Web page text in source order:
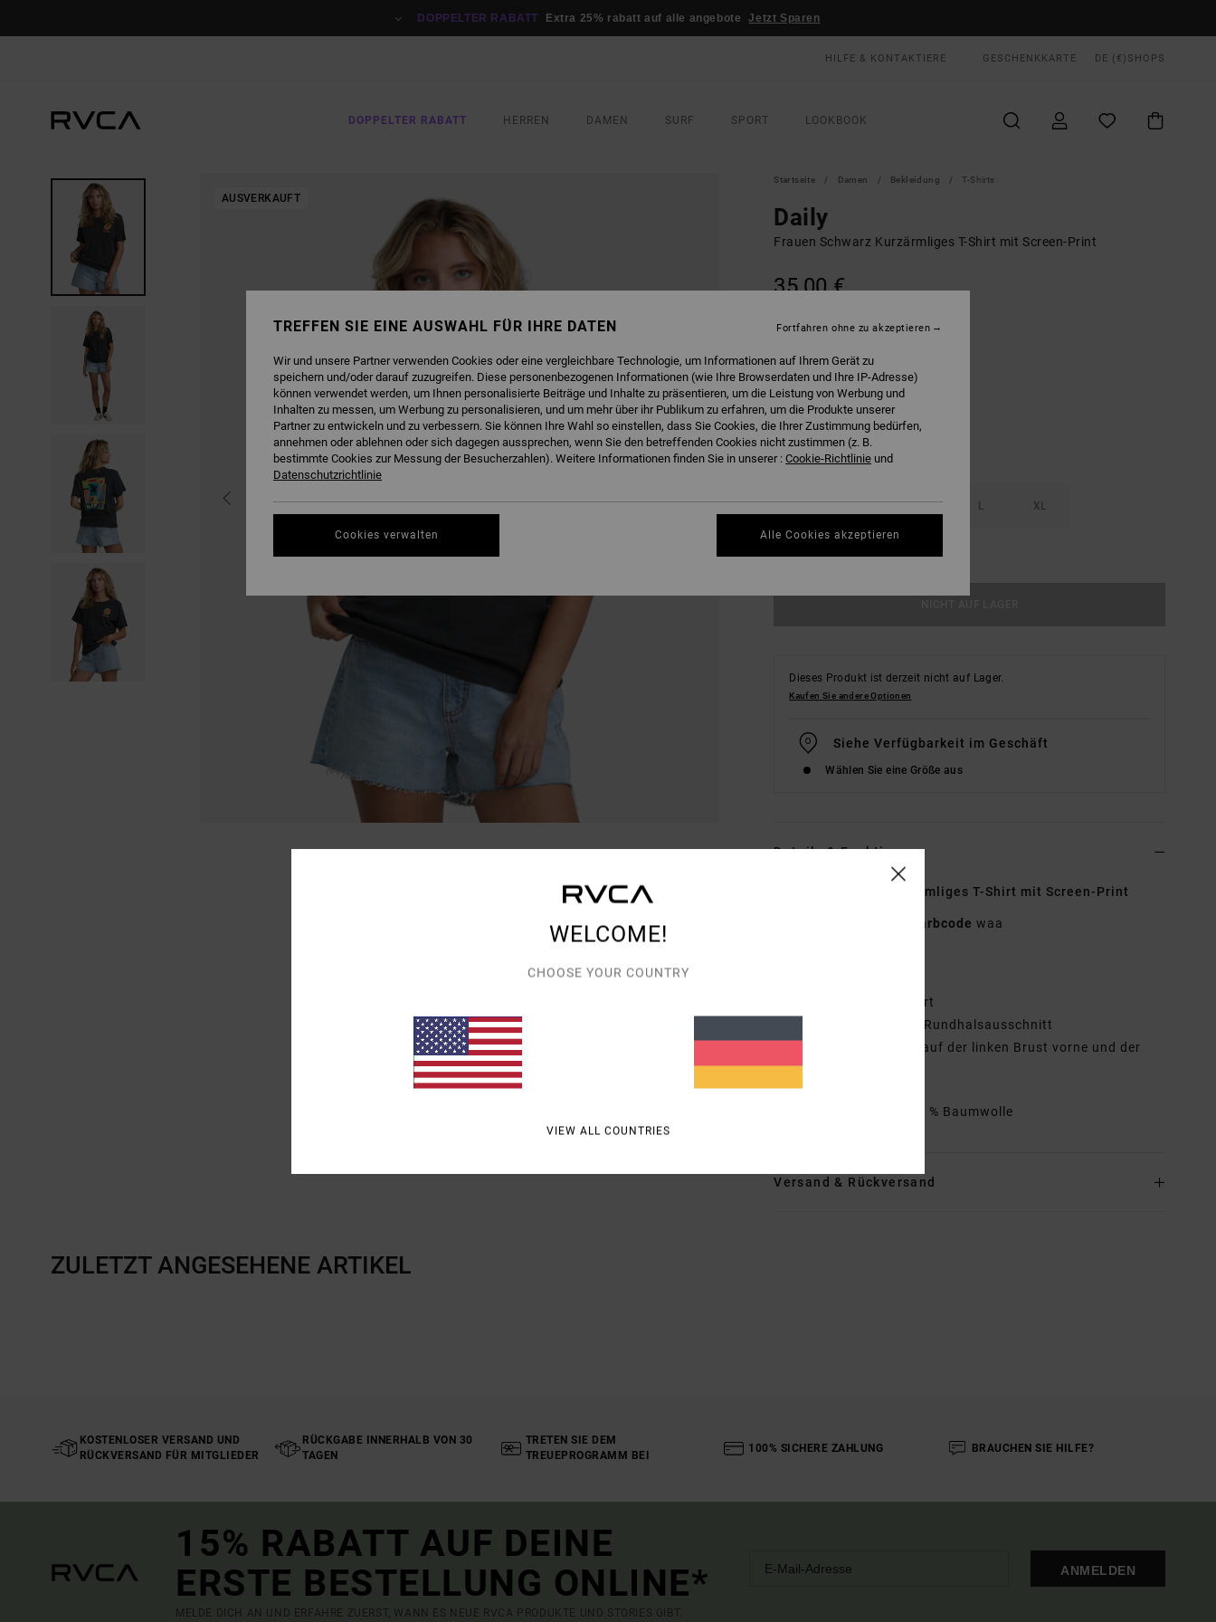
DOPPELTER RABATT Extra 25% rabatt auf alle angebote Jetzt Sparen
HILFE & KONTAKTIERE GESCHENKKARTE DE (€) SHOPS
DOPPELTER RABATT HERREN DAMEN SURF SPORT LOOKBOOK
AUSVERKAUFT
Startseite Damen Bekleidung T-Shirts
Daily
Frauen Schwarz Kurzärmliges T-Shirt mit Screen-Print
35,00 €
FARBEWashed Black
XS S M L XL
Dieses Produkt ist derzeit nicht auf Lager.
Kaufen Sie andere Optionen
Siehe Verfügbarkeit im Geschäft
Wählen Sie eine Größe aus
Details & Funktionen
Frauen Schwarz Kurzärmliges T-Shirt mit Screen-Print
Farbcode waa
Lockeres T-Shirt
Lockere Passform, Rundhalsausschnitt
Siebdruck auf der linken Brust vorne und der
Rückseite in der Mitte
100 % Baumwolle
Versand & Rückversand
ZULETZT ANGESEHENE ARTIKEL
KOSTENLOSER VERSAND UND
RÜCKVERSAND FÜR MITGLIEDER
RÜCKGABE INNERHALB VON 30
TAGEN
TRETEN SIE DEM
TREUEPROGRAMM BEI
100% SICHERE ZAHLUNG BRAUCHEN SIE HILFE?
15% RABATT AUF DEINE
ERSTE BESTELLUNG ONLINE*
MELDE DICH AN UND ERFAHRE ZUERST, WANN ES NEUE RVCA PRODUKTE UND STORIES GIBT.
ANMELDEN
WELCOME!
CHOOSE YOUR COUNTRY
VIEW ALL COUNTRIES
TREFFEN SIE EINE AUSWAHL FÜR IHRE DATEN
Wir und unsere Partner verwenden Cookies oder eine vergleichbare Technologie, um Informationen auf Ihrem Gerät zu
speichern und/oder darauf zuzugreifen. Diese personenbezogenen Informationen (wie Ihre Browserdaten und Ihre IP-Adresse)
können verwendet werden, um Ihnen personalisierte Beiträge und Inhalte zu präsentieren, um die Leistung von Werbung und
Inhalten zu messen, um Werbung zu personalisieren, und um mehr über ihr Publikum zu erfahren, um die Produkte unserer
Partner zu entwickeln und zu verbessern. Sie können Ihre Wahl so einstellen, dass Sie Cookies, die Ihrer Zustimmung bedürfen,
annehmen oder ablehnen oder sich dagegen aussprechen, wenn Sie den betreffenden Cookies nicht zustimmen (z. B.
bestimmte Cookies zur Messung der Besucherzahlen). Weitere Informationen finden Sie in unserer : Cookie-Richtlinie und
Datenschutzrichtlinie
Cookies verwalten
Fortfahren ohne zu akzeptieren
Alle Cookies akzeptieren